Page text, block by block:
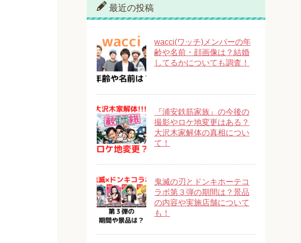
最近の投稿
wacci(ワッチ)メンバーの年
齢や名前・顔画像は？結婚
してるかについても調査！
『浦安鉄筋家族』の今後の
撮影やロケ地変更はある？
大沢木家解体の真相につい
て！
鬼滅の刃とドンキホーテコ
ラボ第３弾の期間は？景品
の内容や実施店舗について
も！